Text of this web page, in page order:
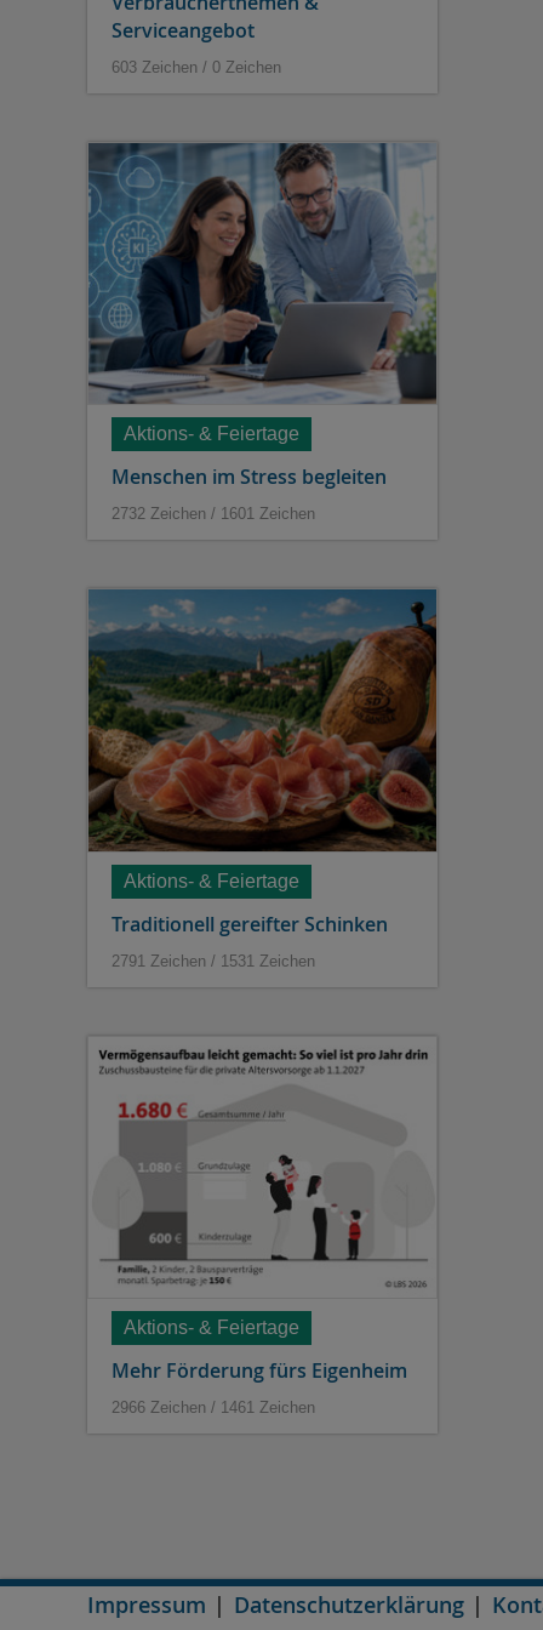
Serviceangebot
603 Zeichen / 0 Zeichen
Aktions- & Feiertage
Menschen im Stress begleiten
2732 Zeichen / 1601 Zeichen
Aktions- & Feiertage
Traditionell gereifter Schinken
2791 Zeichen / 1531 Zeichen
Aktions- & Feiertage
Mehr Förderung fürs Eigenheim
2966 Zeichen / 1461 Zeichen
Impressum Datenschutzerklärung